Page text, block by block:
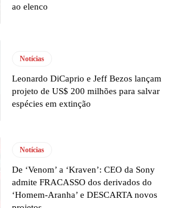
ao elenco
Notícias
Leonardo DiCaprio e Jeff Bezos lançam
projeto de US$ 200 milhões para salvar
espécies em extinção
Notícias
De ‘Venom’ a ‘Kraven’: CEO da Sony
admite FRACASSO dos derivados do
‘Homem-Aranha’ e DESCARTA novos